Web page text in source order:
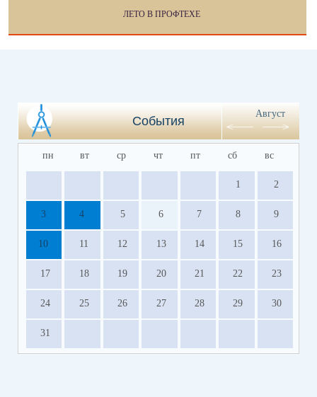
ЛЕТО В ПРОФТЕХЕ
События
Август
пн вт ср чт пт сб вс
1 2
3 4 5 6 7 8 9
10 11 12 13 14 15 16
17 18 19 20 21 22 23
24 25 26 27 28 29 30
31